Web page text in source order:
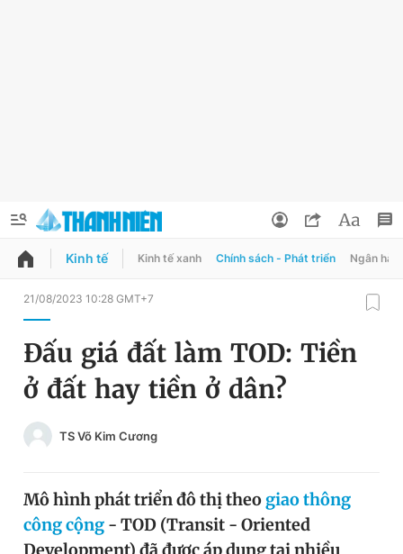
QUẢNG CÁO
Chuyên mục
Chuyên mục khác
Tin thị trường Tin 360
Đổi mật khẩu
Tin đã lưu
Tin đã xem
Đăng xuất
Kinh tế Kinh tế xanh Chính sách - Phát triển Ngân
21/08/2023 10:28 GMT+7
Đấu giá đất làm TOD: Tiền
ở đất hay tiền ở dân?
TS Võ Kim Cương
Mô hình phát triển đô thị theogiao thông
công cộng - TOD (Transit - Oriented